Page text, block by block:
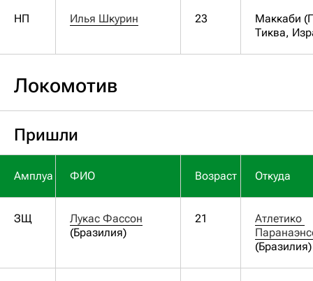
НП Илья Шкурин 23
Маккаби
Тиква,
Локомотив
Пришли
Амплуа ФИО Возраст Откуда
ЗЩ
Лукас Фассон
(Бразилия)
21
Атлетико
(Бразилия)